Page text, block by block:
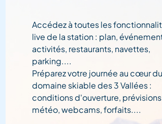
Accédez à toutes les
live de la station : plan,
activités, restaurants, navettes,
parking....
Préparez votre journée au cœur du
domaine skiable des 3 Vallées :
conditions d'ouverture, prévisions
météo, webcams, forfaits....